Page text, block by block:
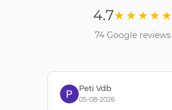
4.7★★★★★
74 Google reviews
Peti Vdb
05-08-2026